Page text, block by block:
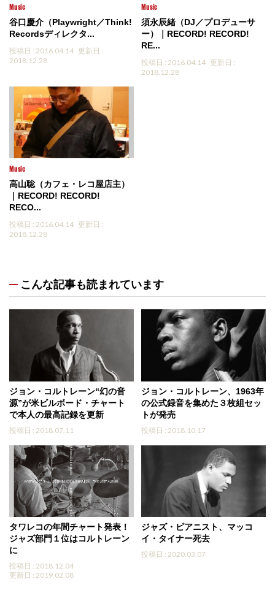
Music
谷口慶介（Playwright／Think!
Recordsディレクタ...
投稿日 : 2016.04.14 更新日 :
2018.12.28
Music
須永辰緒（DJ／プロデューサ
ー）｜RECORD! RECORD!
RE...
投稿日 : 2016.04.14 更新日 :
2018.12.28
Music
高山聡（カフェ・レコ屋店主）
｜RECORD! RECORD!
RECO...
投稿日 : 2016.04.14 更新日 :
2018.12.28
こんな記事も読まれています
ジョン・コルトレーン“幻の音
源”が米ビルボード・チャート
で本人の最高記録を更新
投稿日 : 2018.07.11
ジョン・コルトレーン、1963年
の公式録音を集めた３枚組セッ
トが発売
投稿日 : 2018.10.17
タワレコの年間チャート発表！
ジャズ部門１位はコルトレーン
に
投稿日 : 2018.12.04
更新日 : 2019.02.08
ジャズ・ピアニスト、マッコ
イ・タイナー死去
投稿日 : 2020.03.07